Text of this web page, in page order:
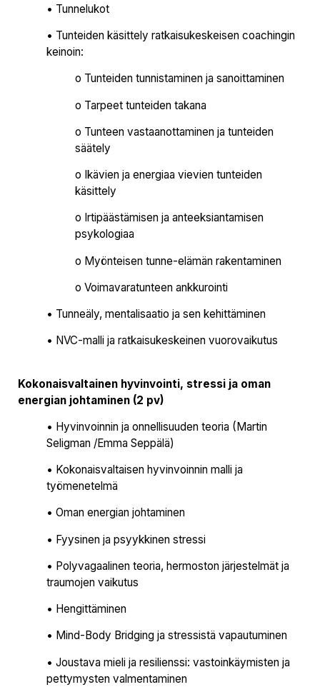
• Tunnelukot
• Tunteiden käsittely ratkaisukeskeisen coachingin
keinoin:
o Tunteiden tunnistaminen ja sanoittaminen
o Tarpeet tunteiden takana
o Tunteen vastaanottaminen ja tunteiden
säätely
o Ikävien ja energiaa vievien tunteiden
käsittely
o Irtipäästämisen ja anteeksiantamisen
psykologiaa
o Myönteisen tunne-elämän rakentaminen
o Voimavaratunteen ankkurointi
• Tunneäly, mentalisaatio ja sen kehittäminen
• NVC-malli ja ratkaisukeskeinen vuorovaikutus
Kokonaisvaltainen hyvinvointi, stressi ja oman
energian johtaminen (2 pv)
• Hyvinvoinnin ja onnellisuuden teoria (Martin
Seligman /Emma Seppälä)
• Kokonaisvaltaisen hyvinvoinnin malli ja
työmenetelmä
• Oman energian johtaminen
• Fyysinen ja psyykkinen stressi
• Polyvagaalinen teoria, hermoston järjestelmät ja
traumojen vaikutus
• Hengittäminen
• Mind-Body Bridging ja stressistä vapautuminen
• Joustava mieli ja resilienssi: vastoinkäymisten ja
pettymysten valmentaminen